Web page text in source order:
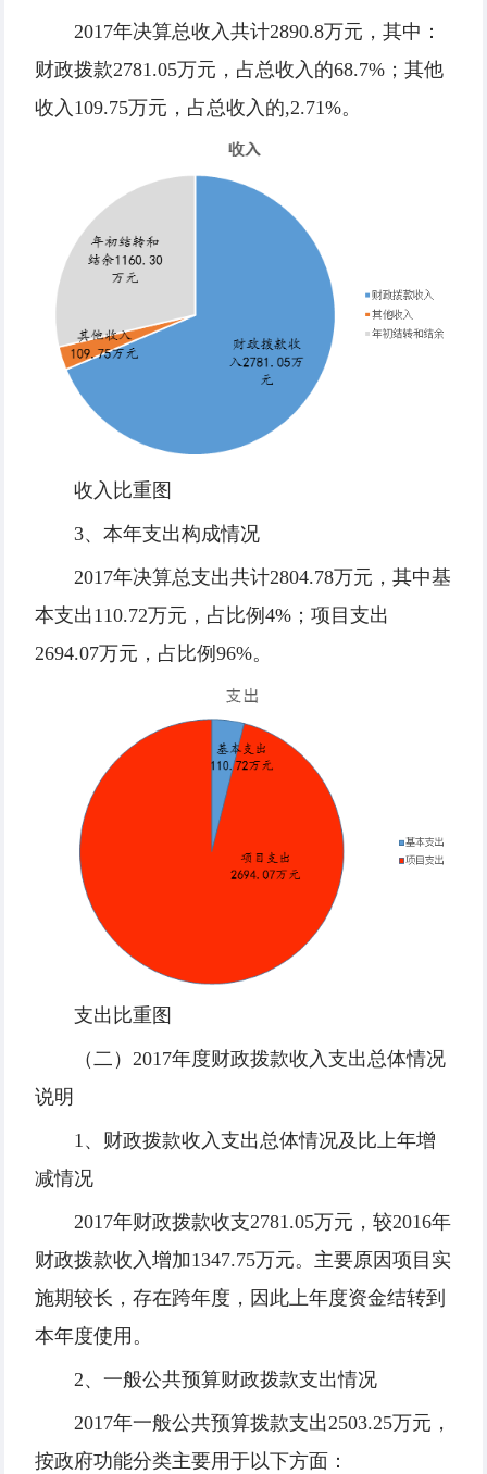
2017年决算总收入共计2890.8万元，其中：
财政拨款2781.05万元，占总收入的68.7%；其他
收入109.75万元，占总收入的,2.71%。
收入比重图
3、本年支出构成情况
2017年决算总支出共计2804.78万元，其中基
本支出110.72万元，占比例4%；项目支出
2694.07万元，占比例96%。
支出比重图
（二）2017年度财政拨款收入支出总体情况
说明
1、财政拨款收入支出总体情况及比上年增
减情况
2017年财政拨款收支2781.05万元，较2016年
财政拨款收入增加1347.75万元。主要原因项目实
施期较长，存在跨年度，因此上年度资金结转到
本年度使用。
2、一般公共预算财政拨款支出情况
2017年一般公共预算拨款支出2503.25万元，
按政府功能分类主要用于以下方面：